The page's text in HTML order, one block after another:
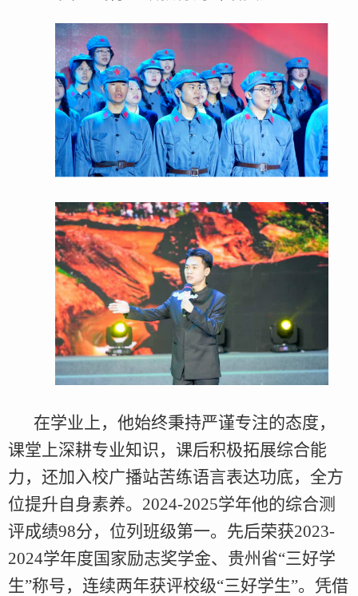
在学业上，他始终秉持严谨专注的态度，
课堂上深耕专业知识，课后积极拓展综合能
力，还加入校广播站苦练语言表达功底，全方
位提升自身素养。2024-2025学年他的综合测
评成绩98分，位列班级第一。先后荣获2023-
2024学年度国家励志奖学金、贵州省“三好学
生”称号，连续两年获评校级“三好学生”。凭借